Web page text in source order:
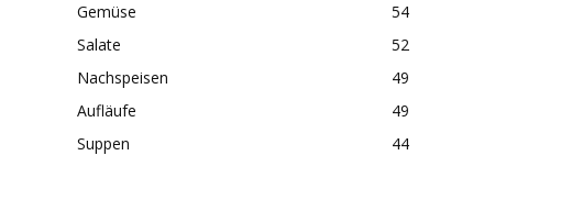
Gemüse
54
Salate
52
Nachspeisen
49
Aufläufe
49
Suppen
44